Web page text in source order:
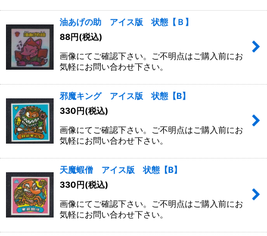
油あげの助 アイス版 状態【Ｂ】
88円(税込)
画像にてご確認下さい。ご不明点はご購入前にお
気軽にお問い合わせ下さい。
邪魔キング アイス版 状態【B】
330円(税込)
画像にてご確認下さい。ご不明点はご購入前にお
気軽にお問い合わせ下さい。
天魔蝦僧 アイス版 状態【B】
330円(税込)
画像にてご確認下さい。ご不明点はご購入前にお
気軽にお問い合わせ下さい。